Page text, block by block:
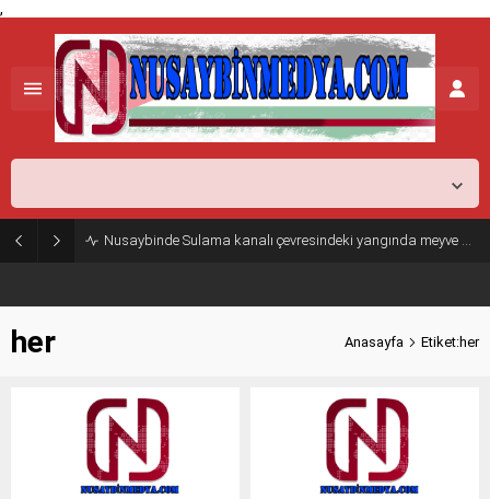
,
Nusaybinde Sulama kanalı çevresindeki yangında meyve ağaçları zarar gördü
her Anasayfa Etiket:her